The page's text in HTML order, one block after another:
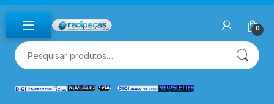
Skip to navigation
Skip to content
0
Pesquisar por: